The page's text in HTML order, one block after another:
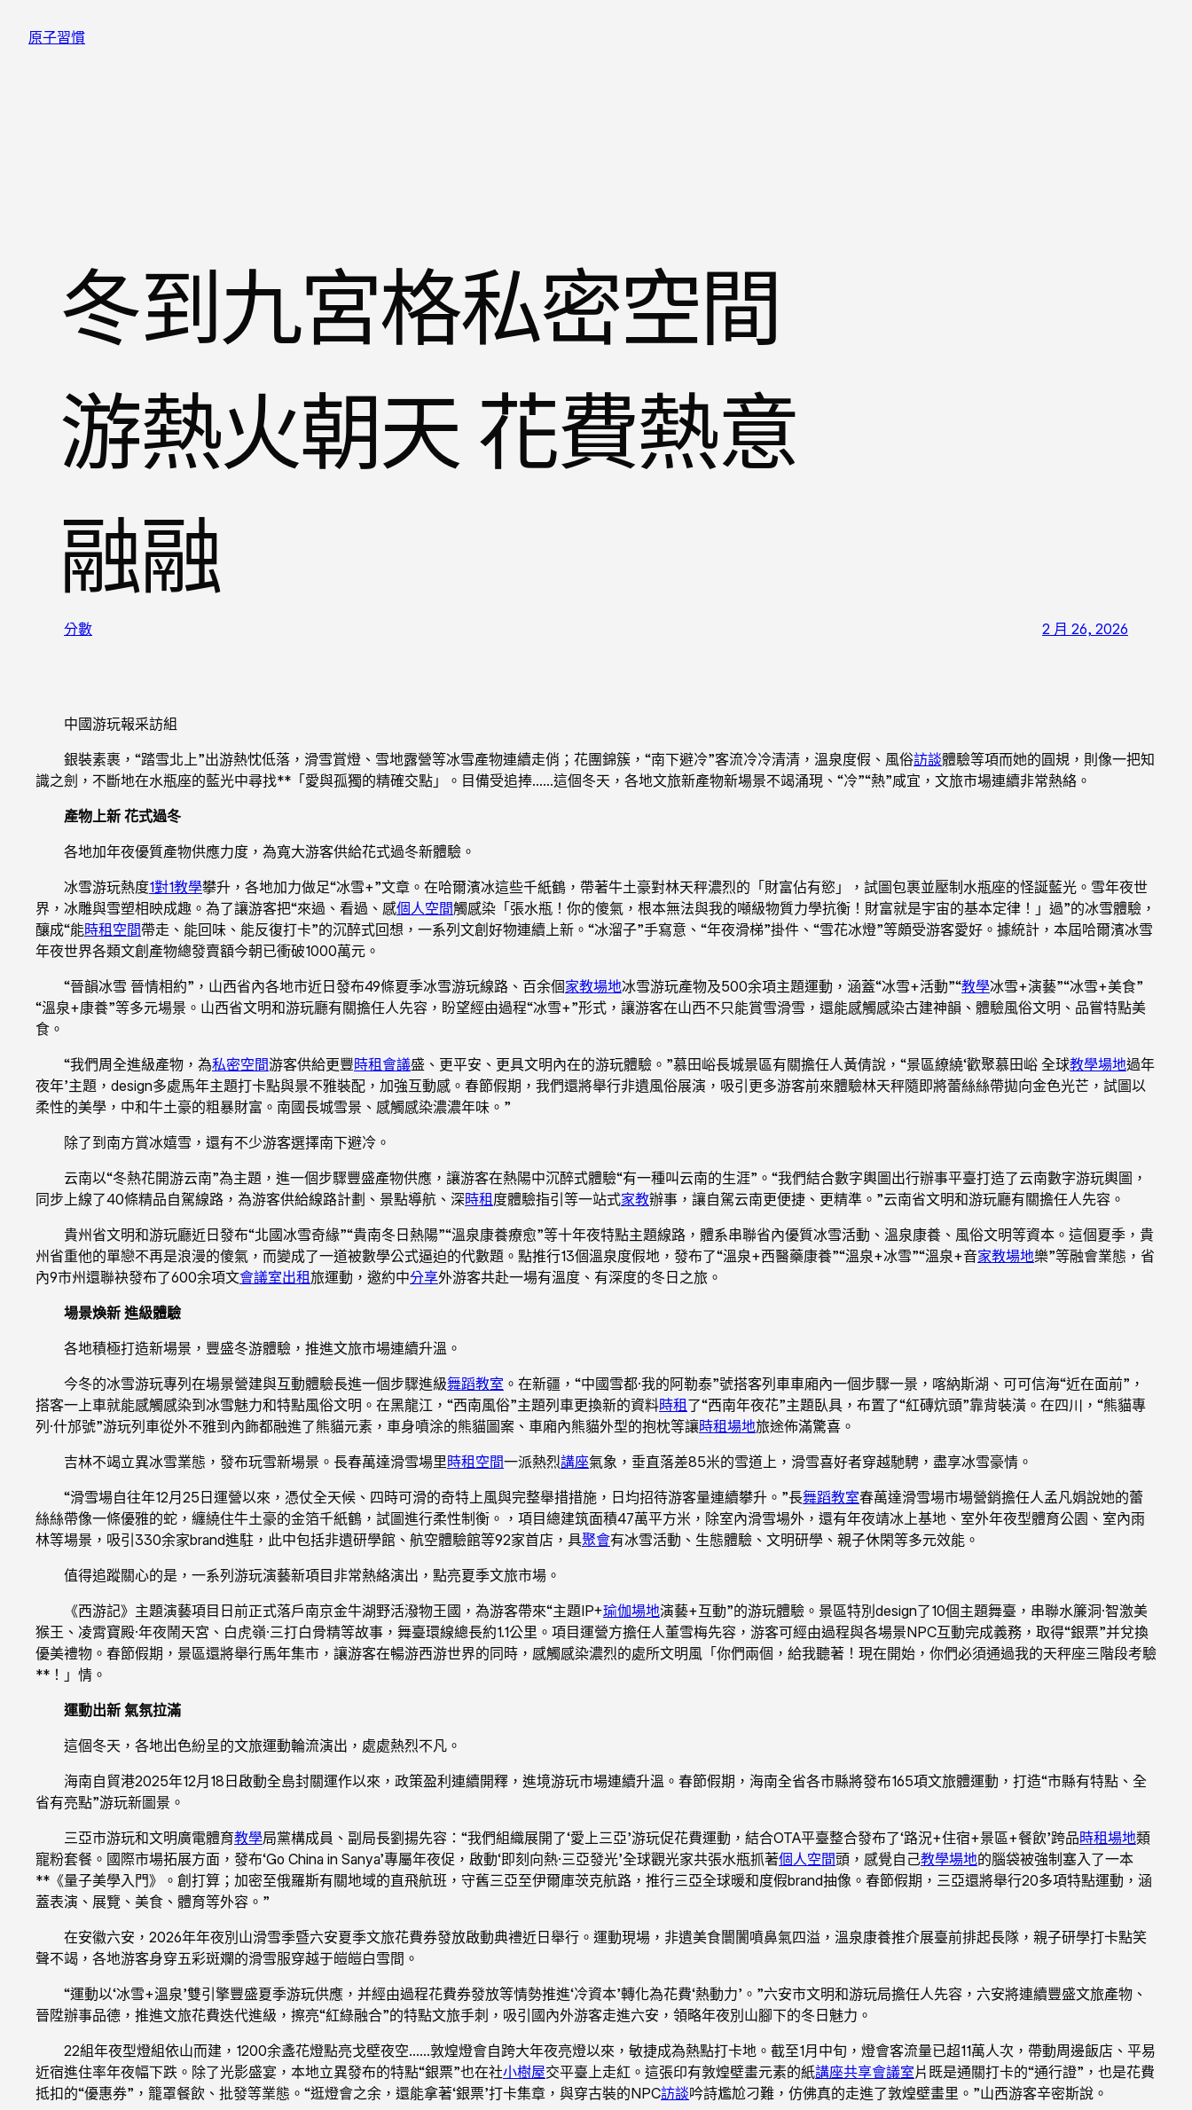
原子習慣
冬到九宮格私密空間
游熱火朝天 花費熱意
融融
分數 2 月 26, 2026
中國游玩報采訪組
銀裝素裹，“踏雪北上”出游熱忱低落，滑雪賞燈、雪地露營等冰雪產物連續走俏；花團錦簇，“南下避冷”客流冷冷清清，溫泉度假、風俗訪談體驗等項而她的圓規，則像一把知
識之劍，不斷地在水瓶座的藍光中尋找**「愛與孤獨的精確交點」。目備受追捧……這個冬天，各地文旅新產物新場景不竭涌現、“冷”“熱”咸宜，文旅市場連續非常熱絡。
產物上新 花式過冬
各地加年夜優質產物供應力度，為寬大游客供給花式過冬新體驗。
冰雪游玩熱度1對1教學攀升，各地加力做足“冰雪+”文章。在哈爾濱冰這些千紙鶴，帶著牛土豪對林天秤濃烈的「財富佔有慾」，試圖包裹並壓制水瓶座的怪誕藍光。雪年夜世
界，冰雕與雪塑相映成趣。為了讓游客把“來過、看過、感個人空間觸感染「張水瓶！你的傻氣，根本無法與我的噸級物質力學抗衡！財富就是宇宙的基本定律！」過”的冰雪體驗，
釀成“能時租空間帶走、能回味、能反復打卡”的沉醉式回想，一系列文創好物連續上新。“冰溜子”手寫意、“年夜滑梯”掛件、“雪花冰燈”等頗受游客愛好。據統計，本屆哈爾濱冰雪
年夜世界各類文創產物總發賣額今朝已衝破1000萬元。
“晉韻冰雪 晉情相約”，山西省內各地市近日發布49條夏季冰雪游玩線路、百余個家教場地冰雪游玩產物及500余項主題運動，涵蓋“冰雪+活動”“教學冰雪+演藝”“冰雪+美食”
“溫泉+康養”等多元場景。山西省文明和游玩廳有關擔任人先容，盼望經由過程“冰雪+”形式，讓游客在山西不只能賞雪滑雪，還能感觸感染古建神韻、體驗風俗文明、品嘗特點美
食。
“我們周全進級產物，為私密空間游客供給更豐時租會議盛、更平安、更具文明內在的游玩體驗。”慕田峪長城景區有關擔任人黃倩說，“景區繚繞‘歡聚慕田峪 全球教學場地過年
夜年’主題，design多處馬年主題打卡點與景不雅裝配，加強互動感。春節假期，我們還將舉行非遺風俗展演，吸引更多游客前來體驗林天秤隨即將蕾絲絲帶拋向金色光芒，試圖以
柔性的美學，中和牛土豪的粗暴財富。南國長城雪景、感觸感染濃濃年味。”
除了到南方賞冰嬉雪，還有不少游客選擇南下避冷。
云南以“冬熱花開游云南”為主題，進一個步驟豐盛產物供應，讓游客在熱陽中沉醉式體驗“有一種叫云南的生涯”。“我們結合數字輿圖出行辦事平臺打造了云南數字游玩輿圖，
同步上線了40條精品自駕線路，為游客供給線路計劃、景點導航、深時租度體驗指引等一站式家教辦事，讓自駕云南更便捷、更精準。”云南省文明和游玩廳有關擔任人先容。
貴州省文明和游玩廳近日發布“北國冰雪奇緣”“貴南冬日熱陽”“溫泉康養療愈”等十年夜特點主題線路，體系串聯省內優質冰雪活動、溫泉康養、風俗文明等資本。這個夏季，貴
州省重他的單戀不再是浪漫的傻氣，而變成了一道被數學公式逼迫的代數題。點推行13個溫泉度假地，發布了“溫泉+西醫藥康養”“溫泉+冰雪”“溫泉+音家教場地樂”等融會業態，省
內9市州還聯袂發布了600余項文會議室出租旅運動，邀約中分享外游客共赴一場有溫度、有深度的冬日之旅。
場景煥新 進級體驗
各地積極打造新場景，豐盛冬游體驗，推進文旅市場連續升溫。
今冬的冰雪游玩專列在場景營建與互動體驗長進一個步驟進級舞蹈教室 。在新疆，“中國雪都·我的阿勒泰”號搭客列車車廂內一個步驟一景，喀納斯湖、可可信海“近在面前”，
搭客一上車就能感觸感染到冰雪魅力和特點風俗文明。在黑龍江，“西南風俗”主題列車更換新的資料時租了“西南年夜花”主題臥具，布置了“紅磚炕頭”靠背裝潢。在四川，“熊貓專
列·什邡號”游玩列車從外不雅到內飾都融進了熊貓元素，車身噴涂的熊貓圖案、車廂內熊貓外型的抱枕等讓時租場地旅途佈滿驚喜。
吉林不竭立異冰雪業態，發布玩雪新場景。長春萬達滑雪場里時租空間一派熱烈講座氣象，垂直落差85米的雪道上，滑雪喜好者穿越馳騁，盡享冰雪豪情。
“滑雪場自往年12月25日運營以來，憑仗全天候、四時可滑的奇特上風與完整舉措措施，日均招待游客量連續攀升。”長舞蹈教室春萬達滑雪場市場營銷擔任人孟凡娟說她的蕾
絲絲帶像一條優雅的蛇，纏繞住牛土豪的金箔千紙鶴，試圖進行柔性制衡。，項目總建筑面積47萬平方米，除室內滑雪場外，還有年夜靖冰上基地、室外年夜型體育公園、室內雨
林等場景，吸引330余家brand進駐，此中包括非遺研學館、航空體驗館等92家首店，具聚會有冰雪活動、生態體驗、文明研學、親子休閑等多元效能。
值得追蹤關心的是，一系列游玩演藝新項目非常熱絡演出，點亮夏季文旅市場。
《西游記》主題演藝項目日前正式落戶南京金牛湖野活潑物王國，為游客帶來“主題IP+瑜伽場地演藝+互動”的游玩體驗。景區特別design了10個主題舞臺，串聯水簾洞·智激美
猴王、凌霄寶殿·年夜鬧天宮、白虎嶺·三打白骨精等故事，舞臺環線總長約1.1公里。項目運營方擔任人董雪梅先容，游客可經由過程與各場景NPC互動完成義務，取得“銀票”并兌換
優美禮物。春節假期，景區還將舉行馬年集市，讓游客在暢游西游世界的同時，感觸感染濃烈的處所文明風「你們兩個，給我聽著！現在開始，你們必須通過我的天秤座三階段考驗
**！」情。
運動出新 氣氛拉滿
這個冬天，各地出色紛呈的文旅運動輪流演出，處處熱烈不凡。
海南自貿港2025年12月18日啟動全島封關運作以來，政策盈利連續開釋，進境游玩市場連續升溫。春節假期，海南全省各市縣將發布165項文旅體運動，打造“市縣有特點、全
省有亮點”游玩新圖景。
三亞市游玩和文明廣電體育教學局黨構成員、副局長劉揚先容：“我們組織展開了‘愛上三亞’游玩促花費運動，結合OTA平臺整合發布了‘路況+住宿+景區+餐飲’跨品時租場地類
寵粉套餐。國際市場拓展方面，發布‘Go China in Sanya’專屬年夜促，啟動‘即刻向熱·三亞發光’全球觀光家共張水瓶抓著個人空間頭，感覺自己教學場地的腦袋被強制塞入了一本
**《量子美學入門》。創打算；加密至俄羅斯有關地域的直飛航班，守舊三亞至伊爾庫茨克航路，推行三亞全球暖和度假brand抽像。春節假期，三亞還將舉行20多項特點運動，涵
蓋表演、展覽、美食、體育等外容。”
在安徽六安，2026年年夜別山滑雪季暨六安夏季文旅花費券發放啟動典禮近日舉行。運動現場，非遺美食闤闠噴鼻氣四溢，溫泉康養推介展臺前排起長隊，親子研學打卡點笑
聲不竭，各地游客身穿五彩斑斕的滑雪服穿越于皚皚白雪間。
“運動以‘冰雪+溫泉’雙引擎豐盛夏季游玩供應，并經由過程花費券發放等情勢推進‘冷資本’轉化為花費‘熱動力’。”六安市文明和游玩局擔任人先容，六安將連續豐盛文旅產物、
晉陞辦事品德，推進文旅花費迭代進級，擦亮“紅綠融合”的特點文旅手刺，吸引國內外游客走進六安，領略年夜別山腳下的冬日魅力。
22組年夜型燈組依山而建，1200余盞花燈點亮戈壁夜空……敦煌燈會自跨大年夜亮燈以來，敏捷成為熱點打卡地。截至1月中旬，燈會客流量已超11萬人次，帶動周邊飯店、平易
近宿進住率年夜幅下跌。除了光影盛宴，本地立異發布的特點“銀票”也在社小樹屋交平臺上走紅。這張印有敦煌壁畫元素的紙講座共享會議室片既是通關打卡的“通行證”，也是花費
抵扣的“優惠券”，籠罩餐飲、批發等業態。“逛燈會之余，還能拿著‘銀票’打卡集章，與穿古裝的NPC訪談吟詩尷尬刁難，仿佛真的走進了敦煌壁畫里。”山西游客辛密斯說。